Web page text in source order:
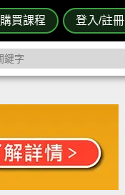
購買課程 登入/註冊